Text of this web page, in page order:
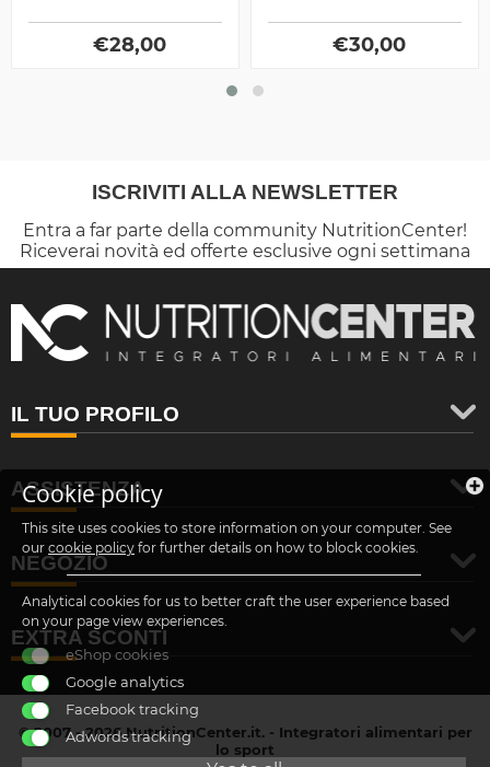
incrementando così il
dispendio calorico a...
€28,00 €30,00
ISCRIVITI ALLA NEWSLETTER
Entra a far parte della community NutritionCenter!
Riceverai novità ed offerte esclusive ogni settimana
IL TUO PROFILO
ASSISTENZA
NEGOZIO
EXTRA SCONTI
© 2007 - 2026 NutritionCenter.it. - Integratori alimentari per
lo sport
Cookie policy
This site uses cookies to store information on your computer. See
our cookie policy for further details on how to block cookies.
Analytical cookies for us to better craft the user experience based
on your page view experiences.
eShop cookies
Google analytics
Facebook tracking
Adwords tracking